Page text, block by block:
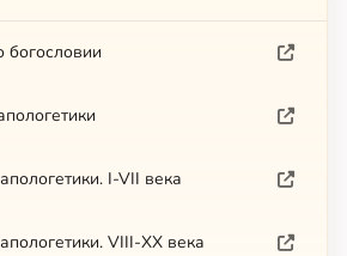
богословии
I-VII века
VIII-XX века